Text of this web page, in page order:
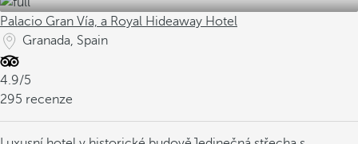
Palacio Gran Vía, a Royal Hideaway Hotel
Granada, Spain
4.9/5
295 recenze